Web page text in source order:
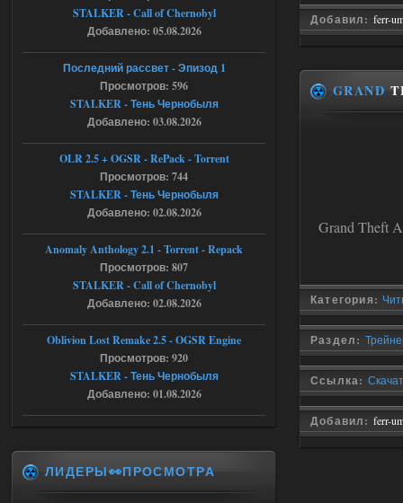
Добавил: ferr-
GRAND
Grand Theft
Категория:
Раздел:
Ссылка:
Добавил: ferr-
Stalker-Mods-Clan-su
Доступно только для пользователей
Ответить ➤
05.08.2026
Тайна Зоны - Remaster 2026
AndreySA
патч я установил после
установки мода, да, ладно,
наверное вы правы придется ожидать
чудо))
Ответить ➤
Тайна Зоны - Remaster 2026
20:50
Stalker-Mods-Clan-su
Доступно только для пользователей
AndreySA
[05.08.26
STALKER - Call of Chernobyl
Добавлено: 05.08.2026
Последний рассвет - Эпизод 1
Просмотров: 596
STALKER - Тень Чернобыля
Добавлено: 03.08.2026
OLR 2.5 + OGSR - RePack - Torrent
Просмотров: 744
STALKER - Тень Чернобыля
Добавлено: 02.08.2026
Anomaly Anthology 2.1 - Torrent - Repack
Просмотров: 807
STALKER - Call of Chernobyl
Добавлено: 02.08.2026
Oblivion Lost Remake 2.5 - OGSR Engine
Просмотров: 920
STALKER - Тень Чернобыля
Добавлено: 01.08.2026
ЛИДЕРЫ👀ПРОСМОТРА